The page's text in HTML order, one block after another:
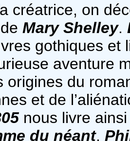
créatrice, on
Mary Shelley.
gothiques et
aventure
origines du
et de
nous livre
du néant,